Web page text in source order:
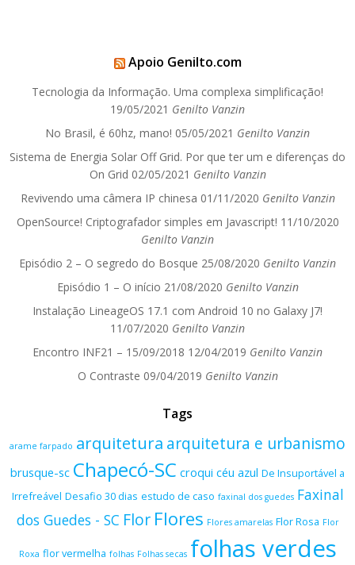
Apoio Genilto.com
Tecnologia da Informação. Uma complexa simplificação!
19/05/2021 Genilto Vanzin
No Brasil, é 60hz, mano! 05/05/2021 Genilto Vanzin
Sistema de Energia Solar Off Grid. Por que ter um e diferenças do
On Grid 02/05/2021 Genilto Vanzin
Revivendo uma câmera IP chinesa 01/11/2020 Genilto Vanzin
OpenSource! Criptografador simples em Javascript! 11/10/2020
Genilto Vanzin
Episódio 2 – O segredo do Bosque 25/08/2020 Genilto Vanzin
Episódio 1 – O início 21/08/2020 Genilto Vanzin
Instalação LineageOS 17.1 com Android 10 no Galaxy J7!
11/07/2020 Genilto Vanzin
Encontro INF21 – 15/09/2018 12/04/2019 Genilto Vanzin
O Contraste 09/04/2019 Genilto Vanzin
Tags
arame farpado arquitetura arquitetura e urbanismo
brusque-sc Chapecó-SC croqui céu azul De Insuportável a
Irrefreável Desafio 30 dias estudo de caso faxinal dos guedes Faxinal
dos Guedes - SC Flor Flores Flores amarelas Flor Rosa Flor
Roxa flor vermelha folhas Folhas secas folhas verdes